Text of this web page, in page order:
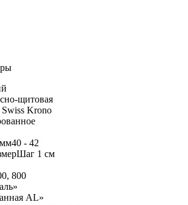
щитовая
Krono
40 - 42
Шаг 1 см
800
AL»